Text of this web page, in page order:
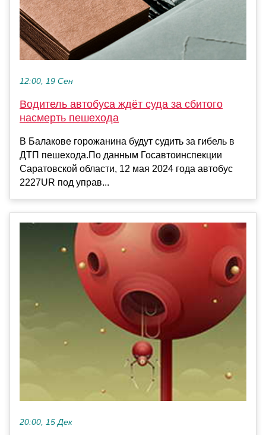
12:00, 19 Сен
Водитель автобуса ждёт суда за сбитого
насмерть пешехода
В Балакове горожанина будут судить за гибель в
ДТП пешехода.По данным Госавтоинспекции
Саратовской области, 12 мая 2024 года автобус
2227UR под управ...
20:00, 15 Дек